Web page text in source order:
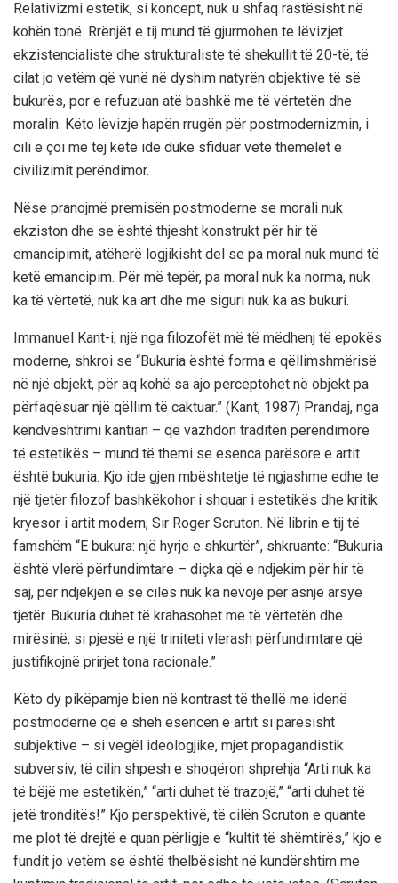
Relativizmi estetik, si koncept, nuk u shfaq rastësisht në
kohën tonë. Rrënjët e tij mund të gjurmohen te lëvizjet
ekzistencialiste dhe strukturaliste të shekullit të 20-të, të
cilat jo vetëm që vunë në dyshim natyrën objektive të së
bukurës, por e refuzuan atë bashkë me të vërtetën dhe
moralin. Këto lëvizje hapën rrugën për postmodernizmin, i
cili e çoi më tej këtë ide duke sfiduar vetë themelet e
civilizimit perëndimor.
Nëse pranojmë premisën postmoderne se morali nuk
ekziston dhe se është thjesht konstrukt për hir të
emancipimit, atëherë logjikisht del se pa moral nuk mund të
ketë emancipim. Për më tepër, pa moral nuk ka norma, nuk
ka të vërtetë, nuk ka art dhe me siguri nuk ka as bukuri.
Immanuel Kant-i, një nga filozofët më të mëdhenj të epokës
moderne, shkroi se “Bukuria është forma e qëllimshmërisë
në një objekt, për aq kohë sa ajo perceptohet në objekt pa
përfaqësuar një qëllim të caktuar.” (Kant, 1987) Prandaj, nga
këndvështrimi kantian – që vazhdon traditën perëndimore
të estetikës – mund të themi se esenca parësore e artit
është bukuria. Kjo ide gjen mbështetje të ngjashme edhe te
një tjetër filozof bashkëkohor i shquar i estetikës dhe kritik
kryesor i artit modern, Sir Roger Scruton. Në librin e tij të
famshëm “E bukura: një hyrje e shkurtër”, shkruante: “Bukuria
është vlerë përfundimtare – diçka që e ndjekim për hir të
saj, për ndjekjen e së cilës nuk ka nevojë për asnjë arsye
tjetër. Bukuria duhet të krahasohet me të vërtetën dhe
mirësinë, si pjesë e një triniteti vlerash përfundimtare që
justifikojnë prirjet tona racionale.”
Këto dy pikëpamje bien në kontrast të thellë me idenë
postmoderne që e sheh esencën e artit si parësisht
subjektive – si vegël ideologjike, mjet propagandistik
subversiv, të cilin shpesh e shoqëron shprehja “Arti nuk ka
të bëjë me estetikën,” “arti duhet të trazojë,” “arti duhet të
jetë tronditës!” Kjo perspektivë, të cilën Scruton e quante
me plot të drejtë e quan përligje e “kultit të shëmtirës,” kjo e
fundit jo vetëm se është thelbësisht në kundërshtim me